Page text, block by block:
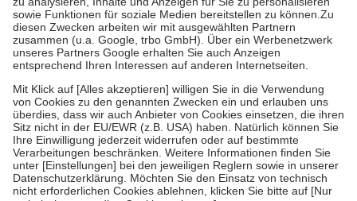
Bei Heilmitteln und häuslicher Krankenpflege beträgt die
Zuzahlung zehn Prozent der Kosten sowie zehn Euro je
Verordnung.
Um das Engagement der Versicherten für ihre eigene Gesundheit zu
stärken und die besondere Stellung der Familie zu unterstützen,
fallenkeine Zuzahlungenan bei:
• Kindern und Jugendlichen bis zum vollendeten 18. Lebensjahr
mit Ausnahme der Fahrkosten
• Untersuchungen zur Vorsorge und Früherkennung, die von der
GKV getragen werden
• empfohlenen Schutzimpfungen
• Harn- und Blutteststreifen